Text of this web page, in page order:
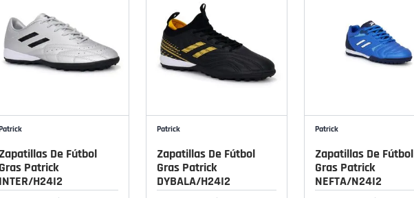
De Fútbol
Gras Patrick
INTER/H24I2
Patrick
Zapatillas De Fútbol
Gras Patrick
DYBALA/H24I2
Patrick
Zapatillas De Fútbol
Gras Patrick
NEFTA/N24I2